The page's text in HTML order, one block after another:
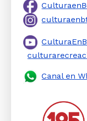
Canal en